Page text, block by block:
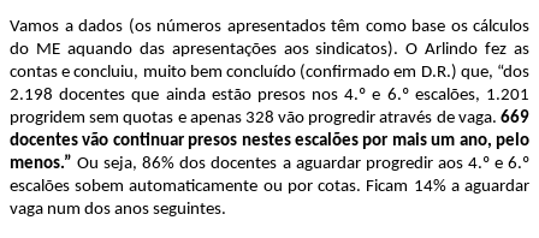
Vamos a dados (os números apresentados têm como base os cálculos
do ME aquando das apresentações aos sindicatos). O Arlindo fez as
contas e concluiu, muito bem concluído (confirmado em D.R.) que, “dos
2.198 docentes que ainda estão presos nos 4.º e 6.º escalões, 1.201
progridem sem quotas e apenas 328 vão progredir através de vaga. 669
docentes vão continuar presos nestes escalões por mais um ano, pelo
menos.”Ou seja, 86% dos docentes a aguardar progredir aos 4.º e 6.º
escalões sobem automaticamente ou por cotas. Ficam 14% a aguardar
vaga num dos anos seguintes.